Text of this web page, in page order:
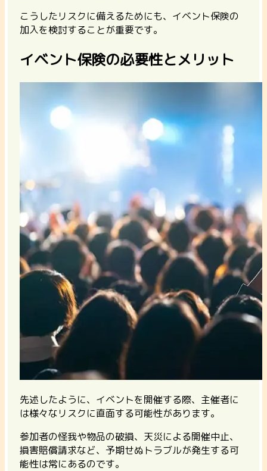
こうしたリスクに備えるためにも、イベント保険の
加入を検討することが重要です。
イベント保険の必要性とメリット
先述したように、イベントを開催する際、主催者に
は様々なリスクに直面する可能性があります。
参加者の怪我や物品の破損、天災による開催中止、
損害賠償請求など、予期せぬトラブルが発生する可
能性は常にあるのです。